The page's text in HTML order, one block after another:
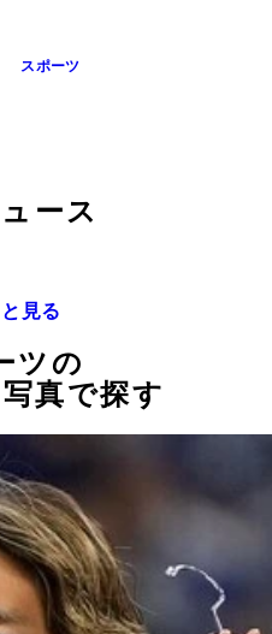
スポーツ
ース
見る
ツの
真で探す